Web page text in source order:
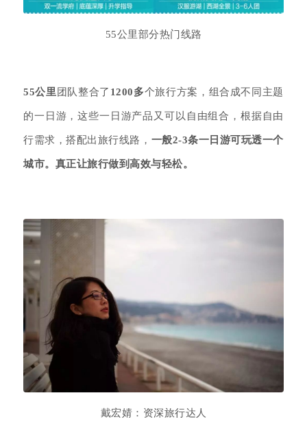
55公里部分热门线路
55公里 团队整合了 1200多个旅行方案，组合成不同主题
的一日游，这些一日游产品又可以自由组合，根据自由
行需求，搭配出旅行线路， 一般2-3条一日游可玩透一个
城市。 真正让旅行做到高效与轻松。
戴宏婧：资深旅行达人